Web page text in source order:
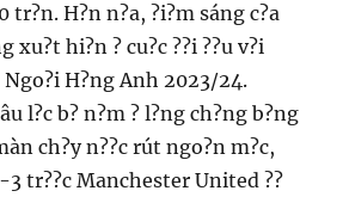
tr?n. H?n n?a, ?i?m sáng c?a
xu?t hi?n ? cu?c ??i ??u v?i
Ngo?i H?ng Anh 2023/24.
l?c b? n?m ? l?ng ch?ng b?ng
ch?y n??c rút ngo?n m?c,
tr??c Manchester United ??